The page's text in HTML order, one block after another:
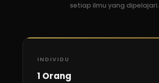
setiap ilmu yang dipelajari.
INDIVIDU
1 Orang